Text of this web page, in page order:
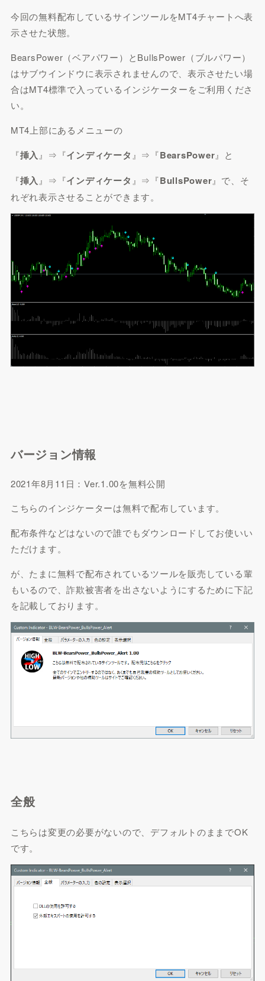
今回の無料配布しているサインツールをMT4チャートへ表
示させた状態。
BearsPower（ベアパワー）とBullsPower（ブルパワー）
はサブウインドウに表示されませんので、表示させたい場
合はMT4標準で入っているインジケーターをご利用くださ
い。
MT4上部にあるメニューの
『挿入 』⇒『インディケータ 』⇒『BearsPower』と
『挿入 』⇒『インディケータ 』⇒『BullsPower』で、そ
れぞれ表示させることができます。
バージョン情報
2021年8月11日：Ver.1.00を無料公開
こちらのインジケーターは無料で配布しています。
配布条件などはないので誰でもダウンロードしてお使いい
ただけます。
が、たまに無料で配布されているツールを販売している輩
もいるので、詐欺被害者を出さないようにするために下記
を記載しております。
全般
こちらは変更の必要がないので、デフォルトのままでOK
です。